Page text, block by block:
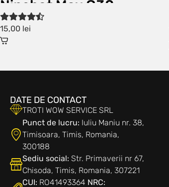
Ninebot Max G30
15,00 lei
DATE DE CONTACT
TROTI WOW SERVICE SRL
Punct de lucru: Iuliu Maniu nr. 38,
Timisoara, Timis, Romania,
300188
Sediu social: Str. Primaverii nr 67,
Chisoda, Timis, Romania, 307221
CUI: RO41493364 NRC: